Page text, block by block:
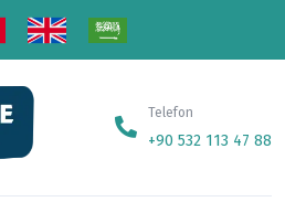
Telefon
+90 532 113 47 88